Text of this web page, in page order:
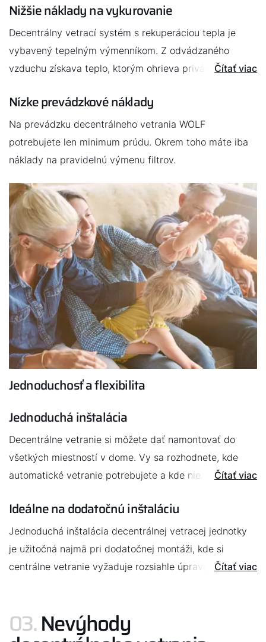
Nižšie náklady na vykurovanie
Decentrálny vetrací systém s rekuperáciou tepla je
vybavený tepelným výmenníkom. Z odvádzaného
vzduchu získava teplo, ktorým ohrieva privádzaný
nestráca vykurovacia energia.
Čítať viac
Nízke prevádzkové náklady
Na prevádzku decentrálneho vetrania WOLF
potrebujete len minimum prúdu. Okrem toho máte iba
náklady na pravidelnú výmenu filtrov.
Jednoduchosť a flexibilita
Jednoduchá inštalácia
Decentrálne vetranie si môžete dať namontovať do
všetkých miestností v dome. Vy sa rozhodnete, kde
automatické vetranie potrebujete a kde nie. Na
elektrické pripojenie. Vďaka decentrálnej vetracej
jednotke neprichádzate ani o obytnú plochu.
Čítať viac
Ideálne na dodatočnú inštaláciu
Jednoduchá inštalácia decentrálnej vetracej jednotky
je užitočná najmä pri dodatočnej montáži, kde si
centrálne vetranie vyžaduje rozsiahle úpravy interiéru.
Čítať viac
03.Nevýhody
Dôležité odkazy
Kariéra
5-ročná záruka
Dotácie